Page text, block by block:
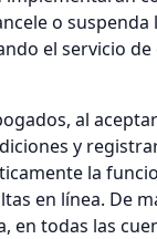
o
el servicio de
al
y
la
en línea. De
en todas las